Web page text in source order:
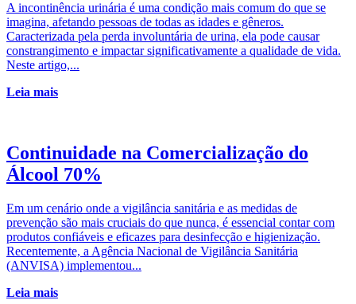
A incontinência urinária é uma condição mais comum do que se
imagina, afetando pessoas de todas as idades e gêneros.
Caracterizada pela perda involuntária de urina, ela pode causar
constrangimento e impactar significativamente a qualidade de vida.
Neste artigo,...
Leia mais
Continuidade na Comercialização do
Álcool 70%
Em um cenário onde a vigilância sanitária e as medidas de
prevenção são mais cruciais do que nunca, é essencial contar com
produtos confiáveis e eficazes para desinfecção e higienização.
Recentemente, a Agência Nacional de Vigilância Sanitária
(ANVISA) implementou...
Leia mais